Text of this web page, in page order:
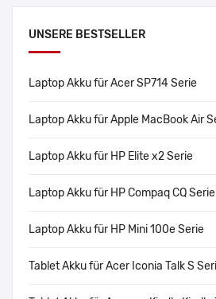
UNSERE BESTSELLER
Laptop Akku für Acer SP714 Serie
Laptop Akku für Apple MacBook Air
Laptop Akku für HP Elite x2 Serie
Laptop Akku für HP Compaq CQ Serie
Laptop Akku für HP Mini 100e Serie
Tablet Akku für Acer Iconia Talk S